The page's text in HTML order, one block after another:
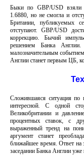
Быки по GBP/USD взяли
1.6880, но не смогла и
Британии, публикуемых
отступают. GBP/USD
коррекцию. Бычий
решением Банка
малозначительным
Англии станет первым ЦБ,
Сложившаяся ситуация по
интересной. С одной
Великобритании и
процентных ставок, с
выраженный тренд на
аргумент станет
ближайшее время. Ответ на
заседании Банка Англии